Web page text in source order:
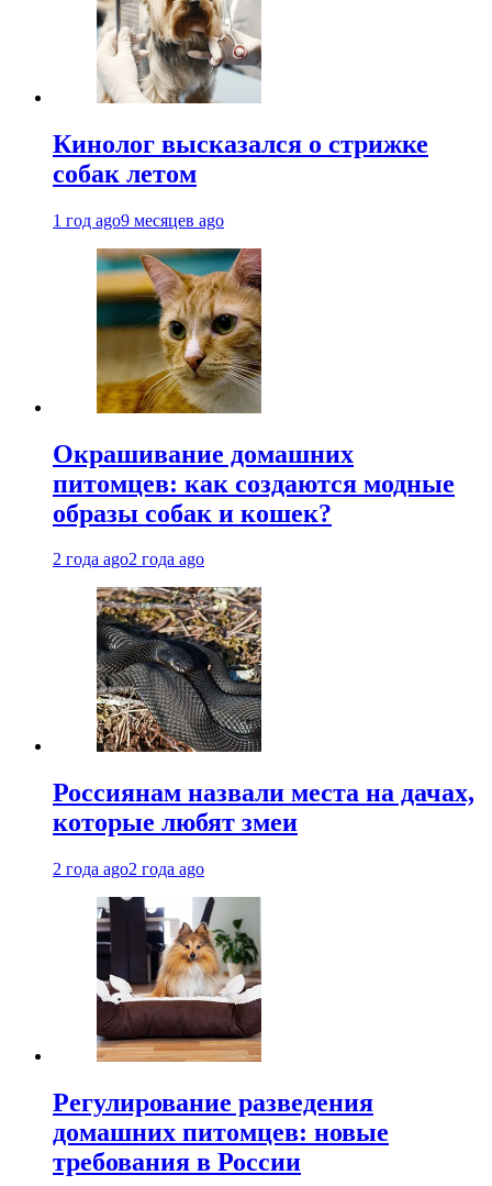
Кинолог высказался о стрижке
собак летом
1 год ago9 месяцев ago
Окрашивание домашних
питомцев: как создаются модные
образы собак и кошек?
2 года ago2 года ago
Россиянам назвали места на дачах,
которые любят змеи
2 года ago2 года ago
Регулирование разведения
домашних питомцев: новые
требования в России